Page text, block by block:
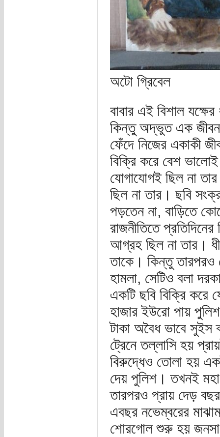
অটো গ্রিবেল
বাবার এই বিশাল
কিন্তু অদ্ভুত এক জীবন
ফেঁদে নিজের একাকী
বিক্রি করে বেশ
যোগাযোগই ছিল না
ছিল না তার। ছবি
পড়তেন না, বাড়িতে
রাজনীতিতে
আগ্রহ ছিল না তার।
তাকে। কিন্তু তারপরও
হামলা, সেটিও বলা
একটি ছবি বিক্রি করে
হাজার ইউরো পায়
টাকা অবৈধ ভাবে
ট্রেনে তল্লাসি হয়
বিরুদ্ধেও তোলা হয়
দেয় পুলিশ। তখনই
তারপরও প্রায় দেড়
এবছর নভেম্বরের
শোরগোল শুরু হয়